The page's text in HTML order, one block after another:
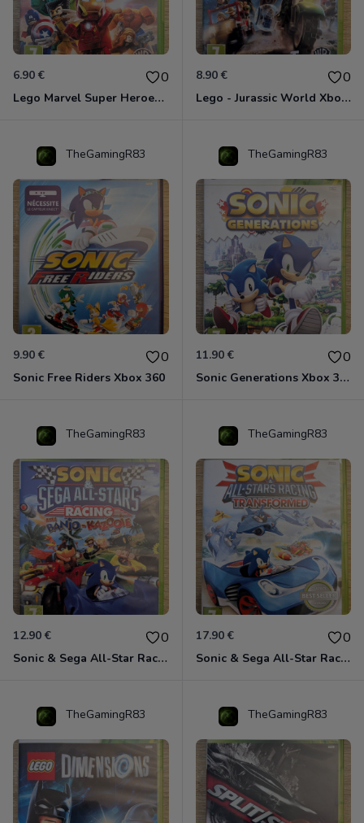
6.90 € 0
Lego Marvel Super Heroes Xbox 360
8.90 € 0
Lego - Jurassic World Xbox 360
TheGamingR83
9.90 € 0
Sonic Free Riders Xbox 360
TheGamingR83
11.90 € 0
Sonic Generations Xbox 360
TheGamingR83
12.90 € 0
Sonic & Sega All-Star Racing avec Banjo-Kazooie Xbox 360
TheGamingR83
17.90 € 0
Sonic & Sega All-Star Racing - Transformed Xbox 360
TheGamingR83 TheGamingR83